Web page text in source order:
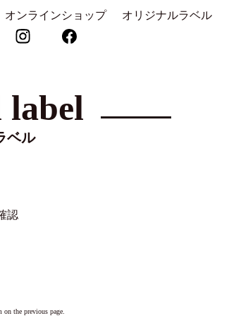
オンラインショップ オリジナルラベル
ベル
認
the previous page.